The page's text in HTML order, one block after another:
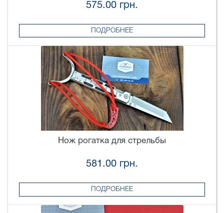
575.00 грн.
ПОДРОБНЕЕ
Нож рогатка для стрельбы
581.00 грн.
ПОДРОБНЕЕ